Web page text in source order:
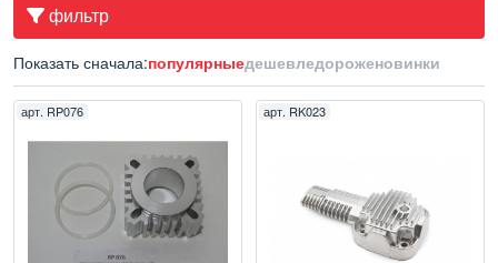
фильтр
Показать сначала:популярныедешевледороженовинки
арт. RP076 арт. RK023